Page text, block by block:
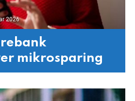
2026
mikrosparing